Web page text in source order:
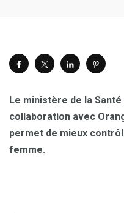
Le ministère de la
collaboration avec
permet de mieux
femme.